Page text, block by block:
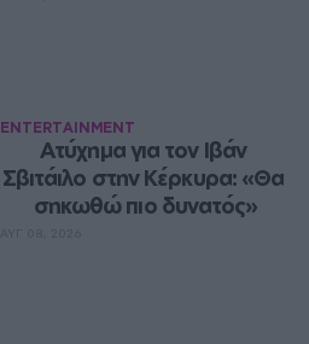
ENTERTAINMENT
Ατύχημα για τον Ιβάν
Σβιτάιλο στην Κέρκυρα: «Θα
σηκωθώ πιο δυνατός»